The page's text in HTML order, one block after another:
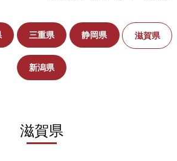
三重県 静岡県 滋賀県
新潟県
滋賀県